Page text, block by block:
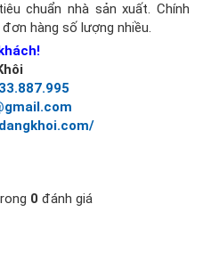
chuẩn nhà sản xuất. Chính
hàng số lượng nhiều.
0 đánh giá